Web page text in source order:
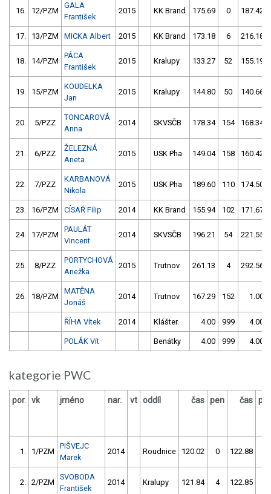
16. 12/PZM
GALA
František
2015 KK Brand 175.69 0 187.42
17. 13/PZM MICKA Albert 2015 KK Brand 173.18 6 216.18
18. 14/PZM
PÁCA
František
2015 Kralupy 133.27 52 155.19
19. 15/PZM
KOUDELKA
Jan
2015 Kralupy 144.80 50 140.66
20. 5/PZZ
TONCAROVÁ
Anna
2014 SKVSČB 178.34 154 168.34
21. 6/PZZ
ŽELEZNÁ
Aneta
2015 USK Pha 149.04 158 160.42
22. 7/PZZ
KARBANOVÁ
Nikola
2015 USK Pha 189.60 110 174.50
23. 16/PZM CÍSAŘ Filip 2014 KK Brand 155.94 102 171.67
24. 17/PZM
PAULÁT
Vincent
2014 SKVSČB 196.21 54 221.55
25. 8/PZZ
PORTYCHOVÁ
Anežka
2015 Trutnov 261.13 4 292.56
26. 18/PZM
MATĚNA
Jonáš
2014 Trutnov 167.29 152 1.00
ŘÍHA Vítek 2014 Klášter. 4.00 999 4.00
POLÁK Vít Benátky 4.00 999 4.00
kategorie PWC
por. vk jméno nar. vt oddíl čas pen čas
1. 1/PZM
PIŠVEJC
Marek
2014 Roudnice 120.02 0 122.88
2. 2/PZM
SVOBODA
František
2014 Kralupy 121.84 4 122.85